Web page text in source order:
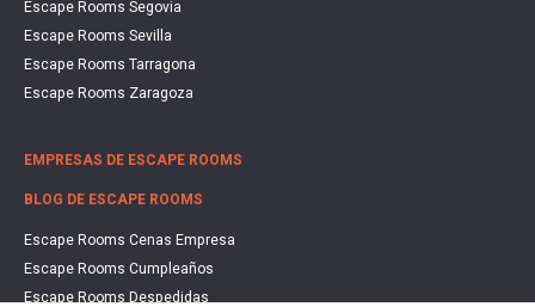
Escape Rooms Segovia
Escape Rooms Sevilla
Escape Rooms Tarragona
Escape Rooms Zaragoza
EMPRESAS DE ESCAPE ROOMS
BLOG DE ESCAPE ROOMS
Escape Rooms Cenas Empresa
Escape Rooms Cumpleaños
Escape Rooms Despedidas